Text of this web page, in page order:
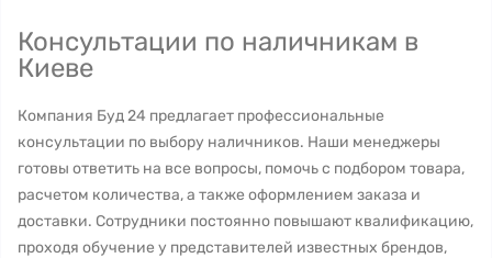
Консультации по наличникам в
Киеве
Компания Буд 24 предлагает профессиональные
консультации по выбору наличников. Наши менеджеры
готовы ответить на все вопросы, помочь с подбором товара,
расчетом количества, а также оформлением заказа и
доставки. Сотрудники постоянно повышают квалификацию,
проходя обучение у представителей известных брендов,